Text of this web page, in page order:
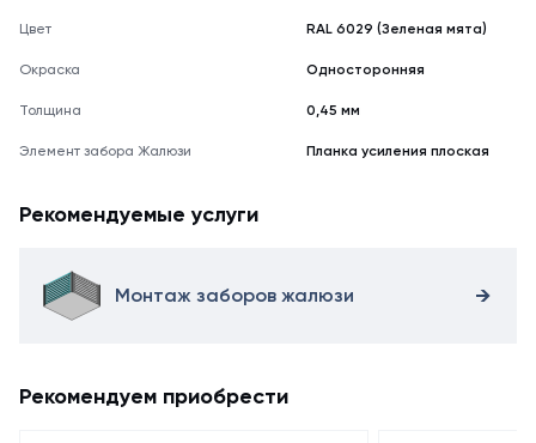
Купить
производителя
сайте.
Цвет RAL 6029 (Зеленая мята)
Окраска Односторонняя
Толщина 0,45 мм
Элемент забора Жалюзи Планка усиления плоская
Рекомендуемые услуги
Монтаж заборов жалюзи
Рекомендуем приобрести